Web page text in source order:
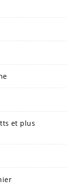
et plus